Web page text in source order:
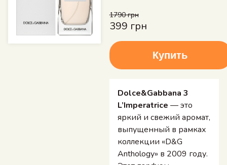
1790 грн
399 грн
Купить
Dolce&Gabbana 3
L’Imperatrice — это
яркий и свежий аромат,
выпущенный в рамках
коллекции «D&G
Anthology» в 2009 году.